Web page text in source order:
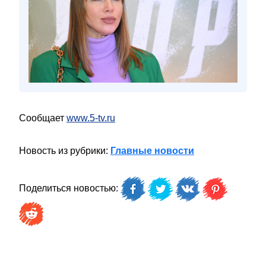
Сообщает www.5-tv.ru
Новость из рубрики: Главные новости
Поделиться новостью: